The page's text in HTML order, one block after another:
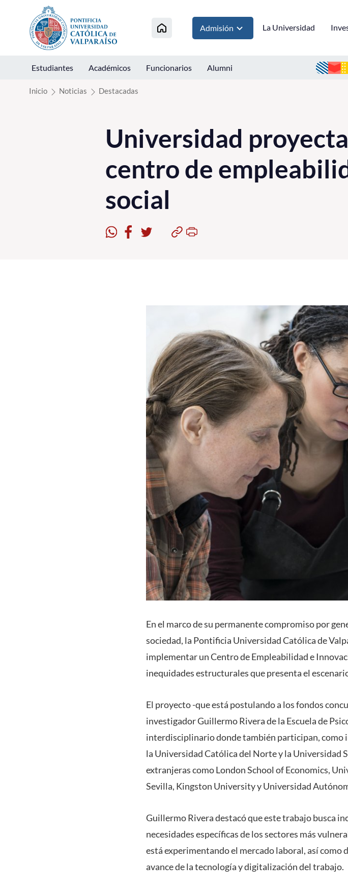
Click acá para ir directamente al contenido
Admisión La Universidad
Estudiantes Académicos Funcionarios Alumni
Inicio Noticias Destacadas
Universidad
centro de
social
En el marco de su permanente compromiso por
sociedad, la Pontificia Universidad Católica de
implementar un Centro de Empleabilidad e
inequidades estructurales que presenta el
El proyecto -que está postulando a los fondos
investigador Guillermo Rivera de la Escuela de
interdisciplinario donde también participan, como
la Universidad Católica del Norte y la Universidad
extranjeras como London School of Economics,
Sevilla, Kingston University y Universidad
Guillermo Rivera destacó que este trabajo busca
necesidades específicas de los sectores más
está experimentando el mercado laboral, así como
avance de la tecnología y digitalización del trabajo.